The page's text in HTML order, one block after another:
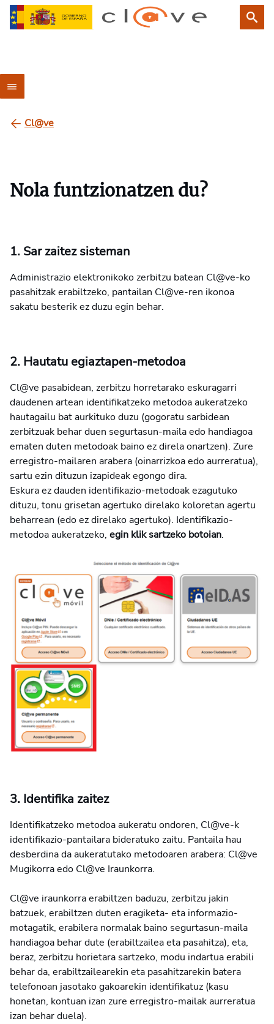
Cl@ve
Nola funtzionatzen du?
1. Sar zaitez sisteman
Administrazio elektronikoko zerbitzu batean Cl@ve-ko
pasahitzak erabiltzeko, pantailan Cl@ve-ren ikonoa
sakatu besterik ez duzu egin behar.
2. Hautatu egiaztapen-metodoa
Cl@ve pasabidean, zerbitzu horretarako eskuragarri
daudenen artean identifikatzeko metodoa aukeratzeko
hautagailu bat aurkituko duzu (gogoratu sarbidean
zerbitzuak behar duen segurtasun-maila edo handiagoa
ematen duten metodoak baino ez direla onartzen). Zure
erregistro-mailaren arabera (oinarrizkoa edo aurreratua),
sartu ezin dituzun izapideak egongo dira.
Eskura ez dauden identifikazio-metodoak ezagutuko
dituzu, tonu grisetan agertuko direlako koloretan agertu
beharrean (edo ez direlako agertuko). Identifikazio-
metodoa aukeratzeko, egin klik sartzeko botoian.
3. Identifika zaitez
Identifikatzeko metodoa aukeratu ondoren, Cl@ve-k
identifikazio-pantailara bideratuko zaitu. Pantaila hau
desberdina da aukeratutako metodoaren arabera: Cl@ve
Mugikorra edo Cl@ve Iraunkorra.
Cl@ve iraunkorra erabiltzen baduzu, zerbitzu jakin
batzuek, erabiltzen duten eragiketa- eta informazio-
motagatik, erabilera normalak baino segurtasun-maila
handiagoa behar dute (erabiltzailea eta pasahitza), eta,
beraz, zerbitzu horietara sartzeko, modu indartua erabili
behar da, erabiltzailearekin eta pasahitzarekin batera
telefonoan jasotako gakoarekin identifikatuz (kasu
honetan, kontuan izan zure erregistro-mailak aurreratua
izan behar duela).